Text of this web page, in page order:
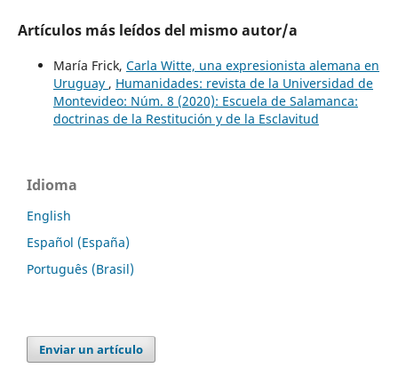
Artículos más leídos del mismo autor/a
María Frick, Carla Witte, una expresionista alemana en
Uruguay , Humanidades: revista de la Universidad de
Montevideo: Núm. 8 (2020): Escuela de Salamanca:
doctrinas de la Restitución y de la Esclavitud
Idioma
English
Español (España)
Português (Brasil)
Enviar un artículo